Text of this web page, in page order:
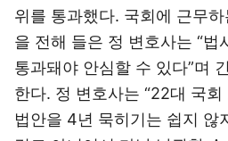
위를 통과했다. 국회에 근무
을 전해 들은 정 변호사는 “법
통과돼야 안심할 수 있다”며
한다. 정 변호사는 “22대 국
법안을 4년 묵히기는 쉽지 않